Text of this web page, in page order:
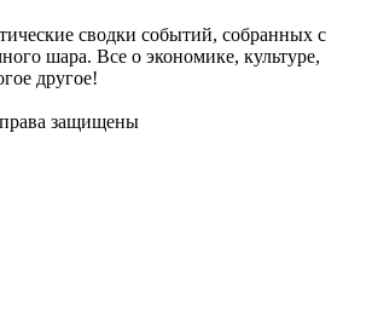
сводки событий, собранных с
шара. Все о экономике, культуре,
другое!
защищены